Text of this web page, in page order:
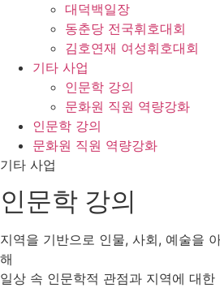
대덕백일장
동춘당 전국휘호대회
김호연재 여성휘호대회
기타 사업
인문학 강의
문화원 직원 역량강화
인문학 강의
문화원 직원 역량강화
기타 사업
인문학 강의
지역을 기반으로 인물, 사회, 예술을
해
일상 속 인문학적 관점과 지역에 대